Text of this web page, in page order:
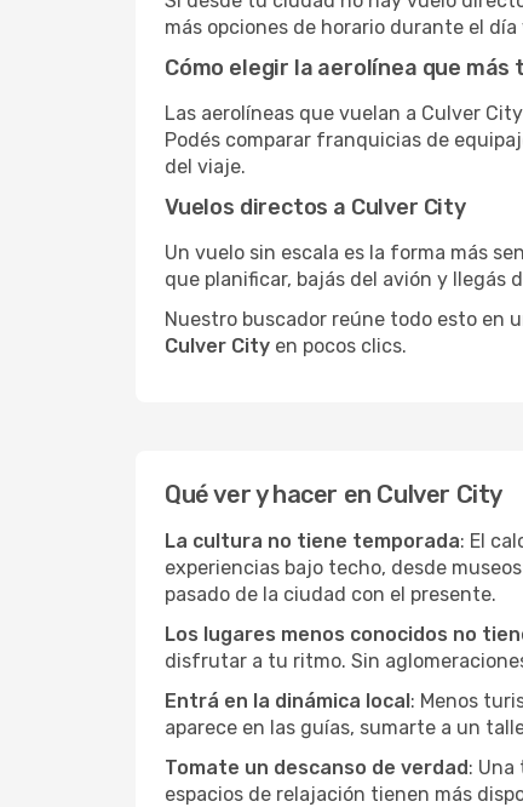
más opciones de horario durante el
Cómo elegir la aerolínea que más
Las aerolíneas que vuelan a Culver
Podés comparar franquicias de
del viaje.
Vuelos directos a Culver City
Un vuelo sin escala es la forma más
que planificar, bajás del avión y llegás
Nuestro buscador reúne todo esto en
Culver City en pocos clics.
Qué ver y hacer en Culver City
La cultura no tiene temporada: El
experiencias bajo techo, desde
pasado de la ciudad con el presente.
Los lugares menos conocidos no
disfrutar a tu ritmo. Sin
Entrá en la dinámica local: Menos
aparece en las guías, sumarte a un
Tomate un descanso de verdad: Una
espacios de relajación tienen más